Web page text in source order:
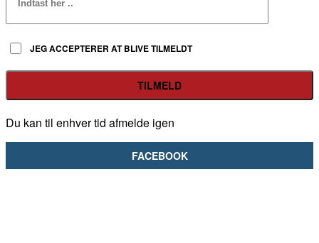
JEG ACCEPTERER AT BLIVE TILMELDT
Du kan til enhver tid afmelde igen
FACEBOOK